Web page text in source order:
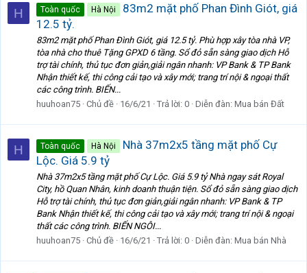
H Toàn quốc Hà Nội
83m2 mặt phố Phan Đình Giót, giá
12.5 tỷ.
83m2 mặt phố Phan Đình Giót, giá 12.5 tỷ. Phù hợp xây tòa nhà VP,
tòa nhà cho thuê Tặng GPXD 6 tầng. Sổ đỏ sẵn sàng giao dịch Hỗ
trợ tài chính, thủ tục đơn giản,giải ngân nhanh: VP Bank & TP Bank
Nhận thiết kế, thi công cải tạo và xây mới; trang trí nội & ngoại thất
các công trình. BIẾN...
huuhoan75 Chủ đề 16/6/21 Trả lời: 0 Diễn đàn: Mua bán Đất
H Toàn quốc Hà Nội
Nhà 37m2x5 tầng mặt phố Cự
Lộc. Giá 5.9 tỷ
Nhà 37m2x5 tầng mặt phố Cự Lộc. Giá 5.9 tỷ Nhà ngay sát Royal
City, hồ Quan Nhân, kinh doanh thuận tiện. Sổ đỏ sẵn sàng giao dịch
Hỗ trợ tài chính, thủ tục đơn giản,giải ngân nhanh: VP Bank & TP
Bank Nhận thiết kế, thi công cải tạo và xây mới; trang trí nội & ngoại
thất các công trình. BIẾN NGÔI...
huuhoan75 Chủ đề 16/6/21 Trả lời: 0 Diễn đàn: Mua bán Nhà